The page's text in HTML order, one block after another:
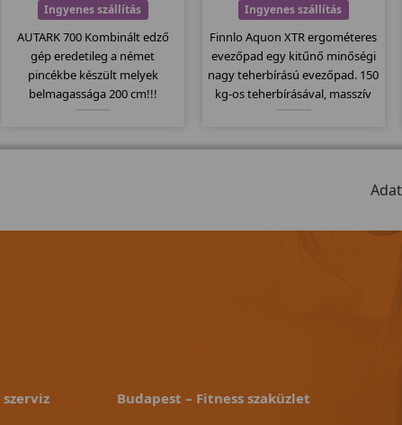
Ingyenes szállítás
AUTARK 700 Kombinált edző
gép eredetileg a német
pincékbe készült melyek
belmagassága 200 cm!!!
Ingyenes szállítás
Finnlo Aquon XTR ergométeres
evezőpad egy kitűnő minőségi
nagy teherbírású evezőpad. 150
kg-os teherbírásával, masszív
állítható nehézségi szint, 11
Budapest – Fitness szaküzlet